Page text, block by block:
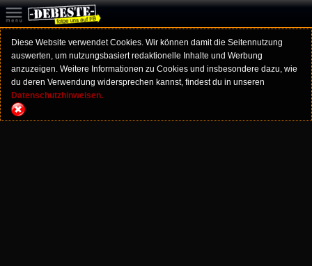
Diese Website verwendet Cookies. Wir können damit die Seitennutzung
auswerten, um nutzungsbasiert redaktionelle Inhalte und Werbung
anzuzeigen. Weitere Informationen zu Cookies und insbesondere dazu, wie
du deren Verwendung widersprechen kannst, findest du in unseren
Datenschutzhinweisen.